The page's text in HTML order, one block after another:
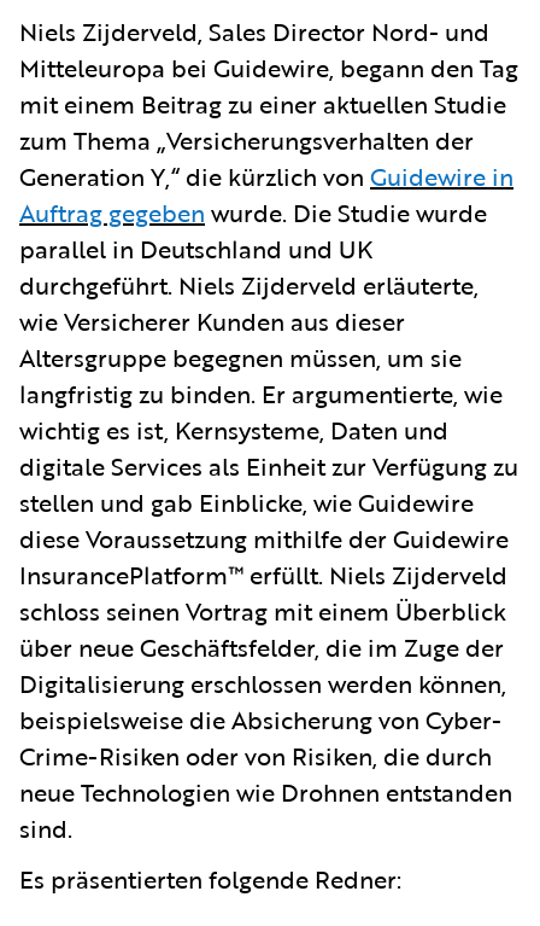
Niels Zijderveld, Sales Director Nord- und
Mitteleuropa bei Guidewire, begann den Tag
mit einem Beitrag zu einer aktuellen Studie
zum Thema „Versicherungsverhalten der
Generation Y,“ die kürzlich von Guidewire in
Auftrag gegeben wurde. Die Studie wurde
parallel in Deutschland und UK
durchgeführt. Niels Zijderveld erläuterte,
wie Versicherer Kunden aus dieser
Altersgruppe begegnen müssen, um sie
langfristig zu binden. Er argumentierte, wie
wichtig es ist, Kernsysteme, Daten und
digitale Services als Einheit zur Verfügung zu
stellen und gab Einblicke, wie Guidewire
diese Voraussetzung mithilfe der Guidewire
InsurancePlatform™ erfüllt. Niels Zijderveld
schloss seinen Vortrag mit einem Überblick
über neue Geschäftsfelder, die im Zuge der
Digitalisierung erschlossen werden können,
beispielsweise die Absicherung von Cyber-
Crime-Risiken oder von Risiken, die durch
neue Technologien wie Drohnen entstanden
sind.
Es präsentierten folgende Redner: